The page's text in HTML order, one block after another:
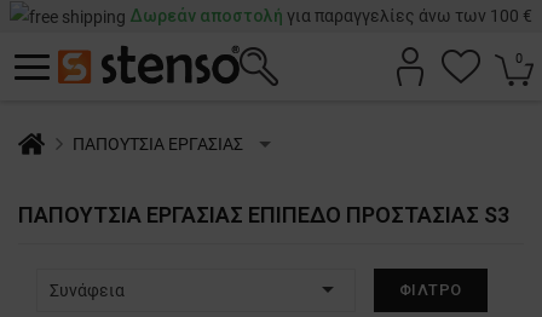
Δωρεάν αποστολή για παραγγελίες άνω των 100 €
0
ΠΑΠΟΥΤΣΙΑ ΕΡΓΑΣΙΑΣ
ΠΑΠΟΎΤΣΙΑ ΕΡΓΑΣΊΑΣ ΕΠΊΠΕΔΟ ΠΡΟΣΤΑΣΊΑΣ S3
Συνάφεια  ΦΊΛΤΡΟ